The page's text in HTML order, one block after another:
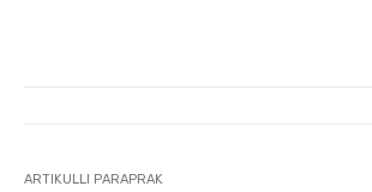
ARTIKULLI PARAPRAK